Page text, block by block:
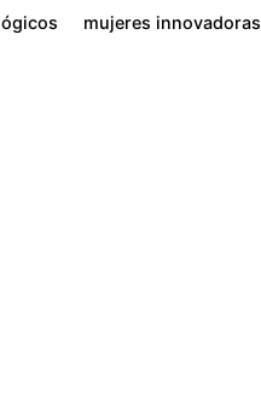
mujeres innovadoras